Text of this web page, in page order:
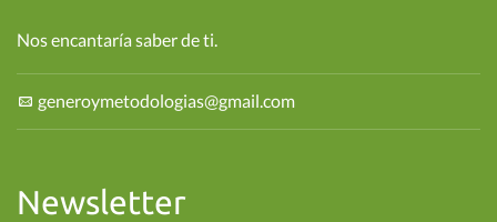
Nos encantaría saber de ti.
generoymetodologias@gmail.com
Newsletter